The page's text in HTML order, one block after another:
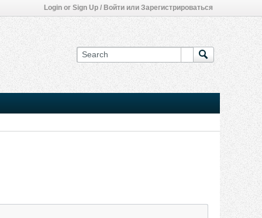
Login or Sign Up / Войти или Зарегистрироваться